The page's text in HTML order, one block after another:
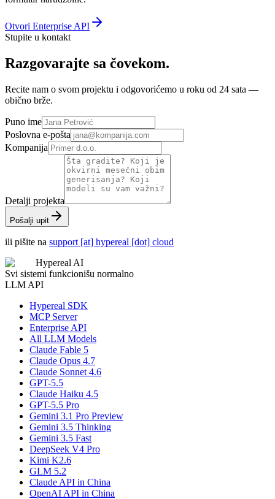
Otvori Enterprise API
Stupite u kontakt
Razgovarajte sa čovekom.
Recite nam o svom projektu i odgovorićemo u roku od 24 sata —
obično brže.
Puno ime
Poslovna e-pošta
Kompanija
Detalji projekta
Pošalji upit
ili pišite na support [at] hypereal [dot] cloud
Hypereal AI
Svi sistemi funkcionišu normalno
LLM API
Hypereal SDK
MCP Server
Enterprise API
All LLM Models
Claude Fable 5
Claude Opus 4.7
Claude Sonnet 4.6
GPT-5.5
Claude Haiku 4.5
GPT-5.5 Pro
Gemini 3.1 Pro Preview
Gemini 3.5 Thinking
Gemini 3.5 Fast
DeepSeek V4 Pro
Kimi K2.6
GLM 5.2
Claude API in China
OpenAI API in China